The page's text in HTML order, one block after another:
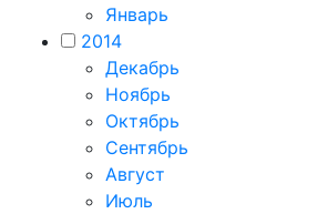
Январь
2014
Декабрь
Ноябрь
Октябрь
Сентябрь
Август
Июль